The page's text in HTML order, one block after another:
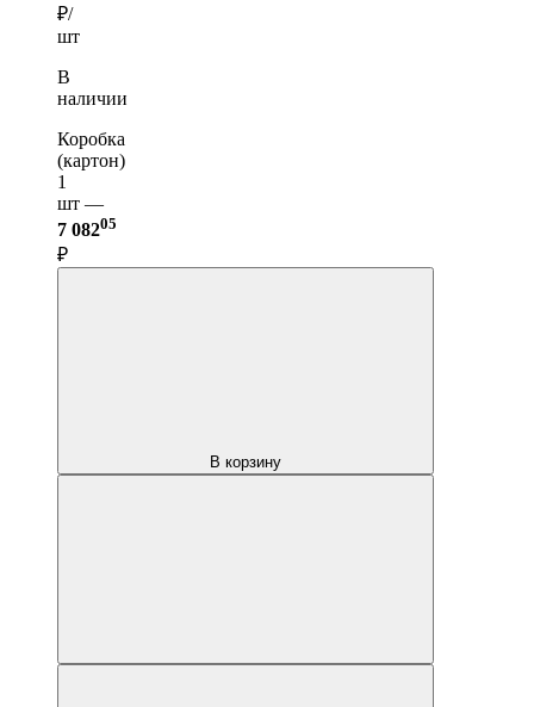
₽/
шт
В
наличии
Коробка
(картон)
1
шт —
7 08205
₽
В корзину